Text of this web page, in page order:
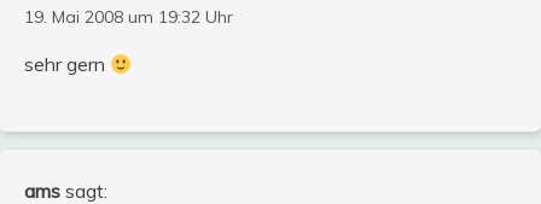
19. Mai 2008 um 19:32 Uhr
sehr gern
ams sagt: